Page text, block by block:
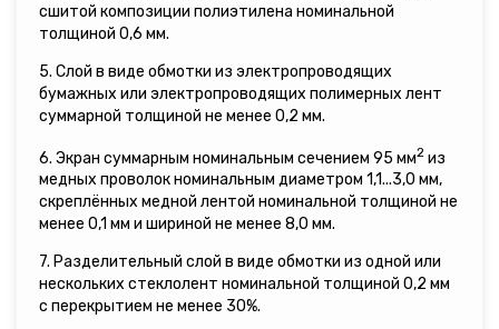
сшитой композиции полиэтилена номинальной
толщиной 0,6 мм.
5. Слой в виде обмотки из электропроводящих
бумажных или электропроводящих полимерных лент
суммарной толщиной не менее 0,2 мм.
6. Экран суммарным номинальным сечением 95 мм2 из
медных проволок номинальным диаметром 1,1...3,0 мм,
скреплённых медной лентой номинальной толщиной не
менее 0,1 мм и шириной не менее 8,0 мм.
7. Разделительный слой в виде обмотки из одной или
нескольких стеклолент номинальной толщиной 0,2 мм
с перекрытием не менее 30%.